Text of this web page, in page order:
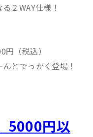
２WAY仕様！
円（税込）
とでっかく登場！
5000円以